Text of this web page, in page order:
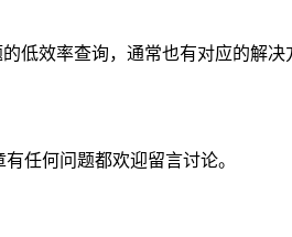
低效率查询，通常也有对应的解
有任何问题都欢迎留言讨论。